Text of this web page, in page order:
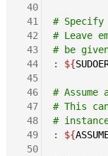
40
41
42
43
44
45
46
47
48
49
50
# Specify
# Leave
# be
: ${
#
# This
#
: ${